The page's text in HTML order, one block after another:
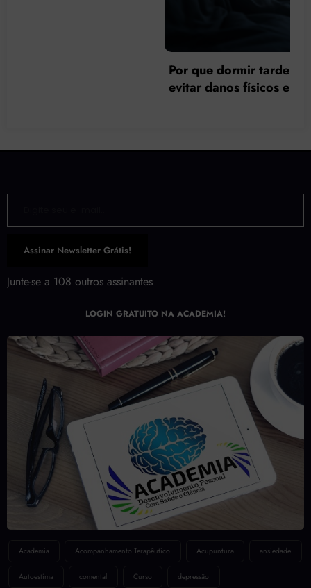
Por que dormir tarde faz mal à saúde e como
evitar danos físicos e psicológicos?